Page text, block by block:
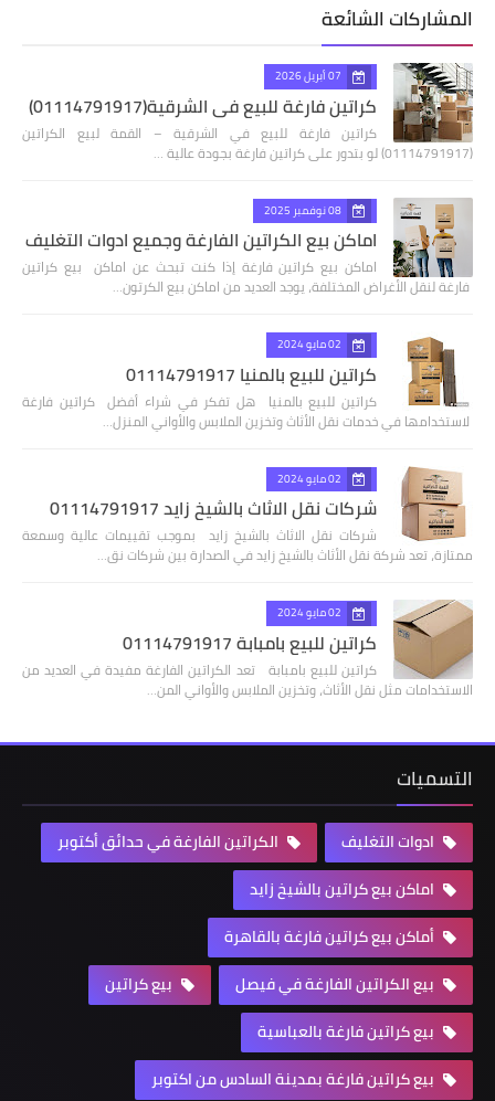
المشاركات الشائعة
07 أبريل 2026
كراتين فارغة للبيع في الشرقية(01114791917)
كراتين فارغة للبيع في الشرقية – القمة لبيع الكراتين
(01114791917) لو بتدور على كراتين فارغة بجودة عالية …
08 نوفمبر 2025
اماكن بيع الكراتين الفارغة وجميع ادوات التغليف
اماكن بيع كراتين فارغة إذا كنت تبحث عن اماكن بيع كراتين
فارغة لنقل الأغراض المختلفة، يوجد العديد من اماكن بيع الكرتون…
02 مايو 2024
كراتين للبيع بالمنيا 01114791917
كراتين للبيع بالمنيا هل تفكر في شراء أفضل كراتين فارغة
لاستخدامها في خدمات نقل الأثاث وتخزين الملابس والأواني المنزل…
02 مايو 2024
شركات نقل الاثاث بالشيخ زايد 01114791917
شركات نقل الاثاث بالشيخ زايد بموجب تقييمات عالية وسمعة
ممتازة، تعد شركة نقل الأثاث بالشيخ زايد في الصدارة بين شركات نق…
02 مايو 2024
كراتين للبيع بامبابة 01114791917
كراتين للبيع بامبابة تعد الكراتين الفارغة مفيدة في العديد من
الاستخدامات مثل نقل الأثاث، وتخزين الملابس والأواني المن…
التسميات
ادوات التغليف
الكراتين الفارغة في حدائق أكتوبر
اماكن بيع كراتين بالشيخ زايد
أماكن بيع كراتين فارغة بالقاهرة
بيع الكراتين الفارغة في فيصل
بيع كراتين
بيع كراتين فارغة بالعباسية
بيع كراتين فارغة بمدينة السادس من اكتوبر